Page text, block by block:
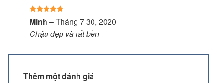
Được xếp
hạng5 5
sao
Minh –Tháng 7 30, 2020
Chậu đẹp và rất bền
Thêm một đánh giá